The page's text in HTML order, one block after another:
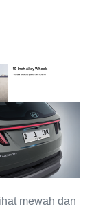
mewah dan